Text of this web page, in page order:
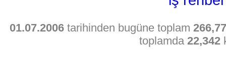
01.07.2006 tarihinden bugüne toplam
toplamda 22,342